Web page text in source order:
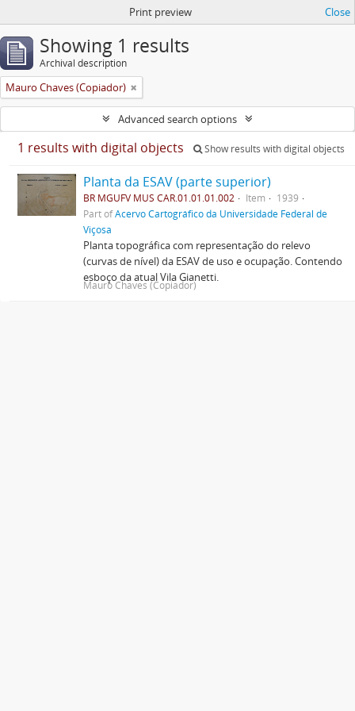
Print preview Close
Showing 1 results
Archival description
Mauro Chaves (Copiador)
Advanced search options
1 results with digital objects Show results with digital objects
Planta da ESAV (parte superior)
BR MGUFV MUS CAR.01.01.01.002 Item
1939
Part ofAcervo Cartográfico da Universidade Federal de
Viçosa
Planta topográfica com representação do relevo
(curvas de nível) da ESAV de uso e ocupação. Contendo
esboço da atual Vila Gianetti.
Mauro Chaves (Copiador)